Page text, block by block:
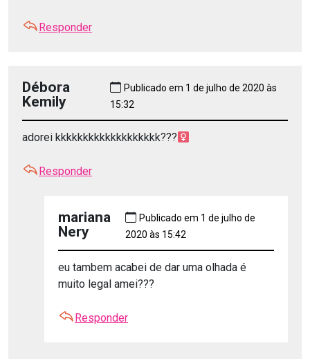
Responder
Débora
Kemily
Publicado em 1 de julho de 2020 às
15:32
adorei kkkkkkkkkkkkkkkkkkk???‍
Responder
mariana
Nery
Publicado em 1 de julho de
2020 às 15:42
eu tambem acabei de dar uma olhada é
muito legal amei???
Responder